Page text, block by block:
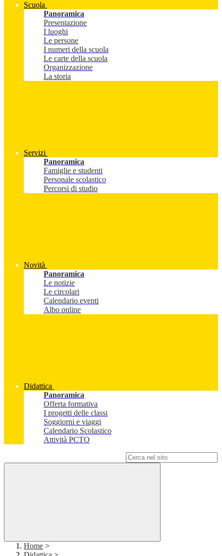
Scuola
Panoramica
Presentazione
I luoghi
Le persone
I numeri della scuola
Le carte della scuola
Organizzazione
La storia
Servizi
Panoramica
Famiglie e studenti
Personale scolastico
Percorsi di studio
Novità
Panoramica
Le notizie
Le circolari
Calendario eventi
Albo online
Didattica
Panoramica
Offerta formativa
I progetti delle classi
Soggiorni e viaggi
Calendario Scolastico
Attività PCTO
Home >